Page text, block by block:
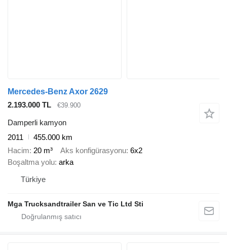
Mercedes-Benz Axor 2629
2.193.000 TL
€39.900
Damperli kamyon
2011
455.000 km
Hacim 20 m³ Aks konfigürasyonu 6x2
Boşaltma yolu arka
Türkiye
Mga Trucksandtrailer San ve Tic Ltd Sti